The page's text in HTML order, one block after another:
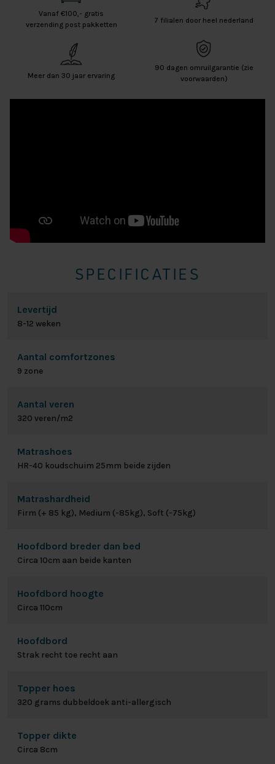
Vanaf €100,- gratis
verzending post pakketten
7 filialen door heel nederland
Meer dan 30 jaar ervaring
90 dagen omruilgarantie (zie
voorwaarden)
SPECIFICATIES
Levertijd
8-12 weken
Aantal comfortzones
9 zone
Aantal veren
320 veren/m2
Matrashoes
HR-40 koudschuim 25mm beide zijden
Matrashardheid
Firm (+ 85 kg), Medium (-85kg), Soft (-75kg)
Hoofdbord breder dan bed
Circa 10cm aan beide kanten
Hoofdbord hoogte
Circa 110cm
Hoofdbord
Strak recht toe recht aan
Topper hoes
320 grams dubbeldoek anti-allergisch
Topper dikte
Circa 8cm